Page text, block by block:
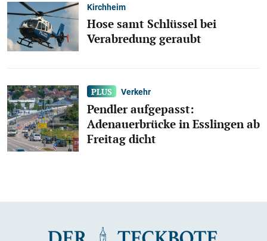
Kirchheim
Hose samt Schlüssel bei
Verabredung geraubt
Verkehr
Pendler aufgepasst:
Adenauerbrücke in Esslingen ab
Freitag dicht